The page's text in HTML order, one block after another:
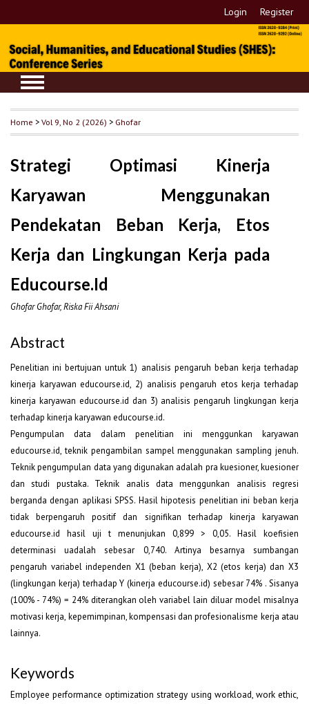
Login Register
Home >Vol 9, No 2 (2026) > Ghofar
Strategi Optimasi Kinerja
Karyawan Menggunakan
Pendekatan Beban Kerja, Etos
Kerja dan Lingkungan Kerja pada
Educourse.Id
Ghofar Ghofar, Riska Fii Ahsani
Abstract
Penelitian ini bertujuan untuk 1) analisis pengaruh beban kerja terhadap
kinerja karyawan educourse.id, 2) analisis pengaruh etos kerja terhadap
kinerja karyawan educourse.id dan 3) analisis pengaruh lingkungan kerja
terhadap kinerja karyawan educourse.id.
Pengumpulan data dalam penelitian ini menggunkan karyawan
educourse.id, teknik pengambilan sampel menggunakan sampling jenuh.
Teknik pengumpulan data yang digunakan adalah pra kuesioner, kuesioner
dan studi pustaka. Teknik analis data menggunkan analisis regresi
berganda dengan aplikasi SPSS. Hasil hipotesis penelitian ini beban kerja
tidak berpengaruh positif dan signifikan terhadap kinerja karyawan
educourse.id hasil uji t menunjukan 0,899 > 0,05. Hasil koefisien
determinasi uadalah sebesar 0,740. Artinya besarnya sumbangan
pengaruh variabel independen X1 (beban kerja), X2 (etos kerja) dan X3
(lingkungan kerja) terhadap Y (kinerja educourse.id) sebesar 74% . Sisanya
(100% - 74%) = 24% diterangkan oleh variabel lain diluar model misalnya
motivasi kerja, kepemimpinan, kompensasi dan profesionalisme kerja atau
lainnya.
Keywords
Employee performance optimization strategy using workload, work ethic,